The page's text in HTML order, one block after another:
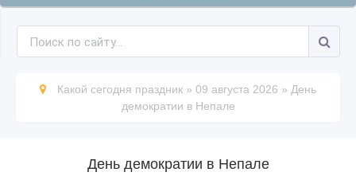
Какой сегодня праздник » 09 августа 2026 » День
демократии в Непале
День демократии в Непале